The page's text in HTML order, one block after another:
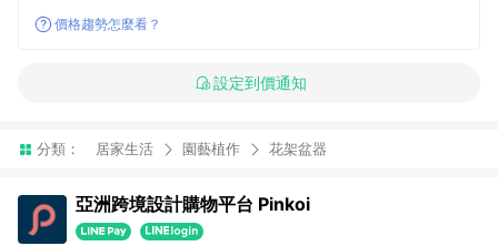
價格趨勢怎麼看？
設定到價通知
分類： 居家生活 園藝植作 花架盆器
亞洲跨境設計購物平台 Pinkoi